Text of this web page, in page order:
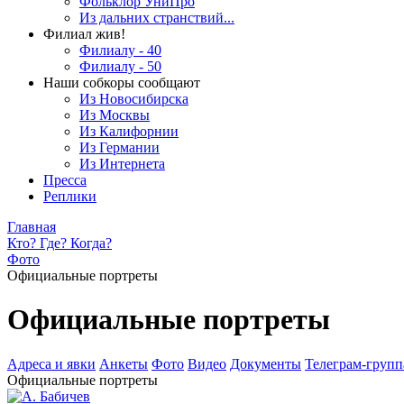
Из дальних странствий...
Филиал жив!
Филиалу - 40
Филиалу - 50
Наши собкоры сообщают
Из Новосибирска
Из Москвы
Из Калифорнии
Из Германии
Из Интернета
Пресса
Реплики
Главная
Кто? Где? Когда?
Фото
Официальные портреты
Официальные портреты
Адреса и явки Анкеты Фото Видео Документы Телеграм-
Официальные портреты